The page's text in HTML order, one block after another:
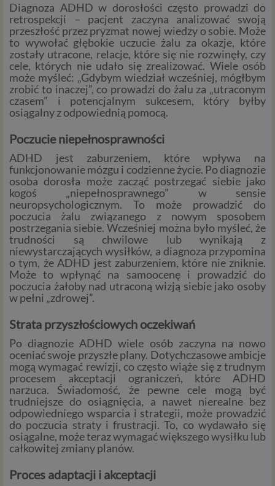
Diagnoza ADHD w dorosłości często prowadzi do
retrospekcji – pacjent zaczyna analizować swoją
przeszłość przez pryzmat nowej wiedzy o sobie. Może
to wywołać głębokie uczucie żalu za okazje, które
zostały utracone, relacje, które się nie rozwinęły, czy
cele, których nie udało się zrealizować. Wiele osób
może myśleć: „Gdybym wiedział wcześniej, mógłbym
zrobić to inaczej”, co prowadzi do żalu za „utraconym
czasem” i potencjalnym sukcesem, który byłby
osiągalny z odpowiednią pomocą.
Poczucie niepełnosprawności
ADHD jest zaburzeniem, które wpływa na
funkcjonowanie mózgu i codzienne życie. Po diagnozie
osoba dorosła może zacząć postrzegać siebie jako
kogoś „niepełnosprawnego” w sensie
neuropsychologicznym. To może prowadzić do
poczucia żalu związanego z nowym sposobem
postrzegania siebie. Wcześniej można było myśleć, że
trudności są chwilowe lub wynikają z
niewystarczających wysiłków, a diagnoza przypomina
o tym, że ADHD jest zaburzeniem, które nie zniknie.
Może to wpłynąć na samoocenę i prowadzić do
poczucia żałoby nad utraconą wizją siebie jako osoby
w pełni „zdrowej”.
Strata przyszłościowych oczekiwań
Po diagnozie ADHD wiele osób zaczyna na nowo
oceniać swoje przyszłe plany. Dotychczasowe ambicje
mogą wymagać rewizji, co często wiąże się z trudnym
procesem akceptacji ograniczeń, które ADHD
narzuca. Świadomość, że pewne cele mogą być
trudniejsze do osiągnięcia, a nawet nierealne bez
odpowiedniego wsparcia i strategii, może prowadzić
do poczucia straty i frustracji. To, co wydawało się
osiągalne, może teraz wymagać większego wysiłku lub
całkowitej zmiany planów.
Proces adaptacji i akceptacji